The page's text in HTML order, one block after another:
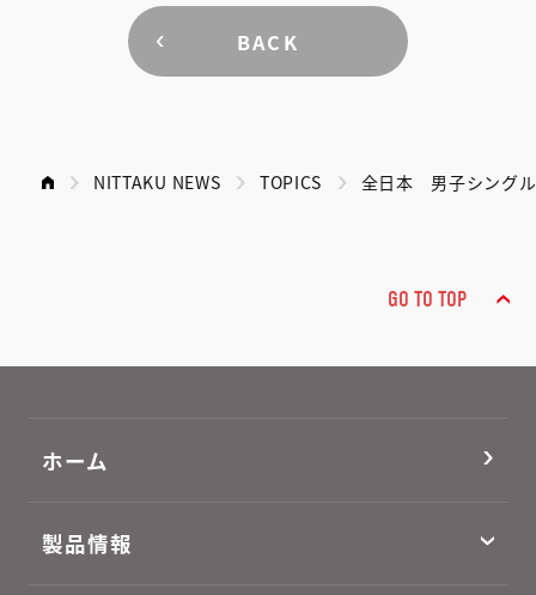
BACK
NITTAKU NEWS TOPICS 全日本 男子シング
GO TO TOP
ホーム
製品情報